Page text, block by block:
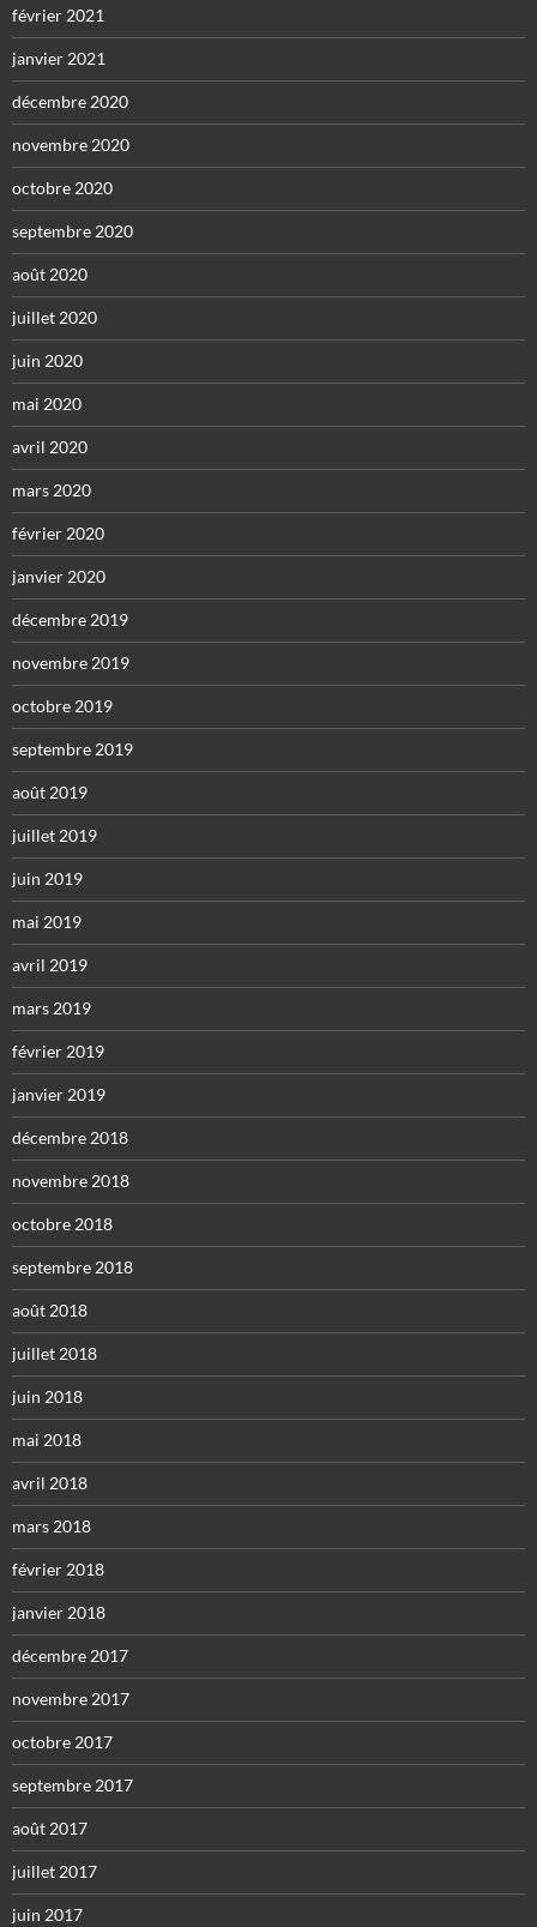
février 2021
janvier 2021
décembre 2020
novembre 2020
octobre 2020
septembre 2020
août 2020
juillet 2020
juin 2020
mai 2020
avril 2020
mars 2020
février 2020
janvier 2020
décembre 2019
novembre 2019
octobre 2019
septembre 2019
août 2019
juillet 2019
juin 2019
mai 2019
avril 2019
mars 2019
février 2019
janvier 2019
décembre 2018
novembre 2018
octobre 2018
septembre 2018
août 2018
juillet 2018
juin 2018
mai 2018
avril 2018
mars 2018
février 2018
janvier 2018
décembre 2017
novembre 2017
octobre 2017
septembre 2017
août 2017
juillet 2017
juin 2017